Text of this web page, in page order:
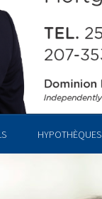
HYPOTHÈQUES